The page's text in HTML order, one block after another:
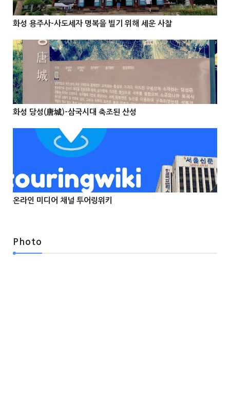
 

화성 용주사-사도세자 명복을 빌기 위해 세운 사찰
 

화성 당성(唐城)-삼국시대 축조된 산성
 

@Info
온라인 미디어 채널 투어링위키
Photo